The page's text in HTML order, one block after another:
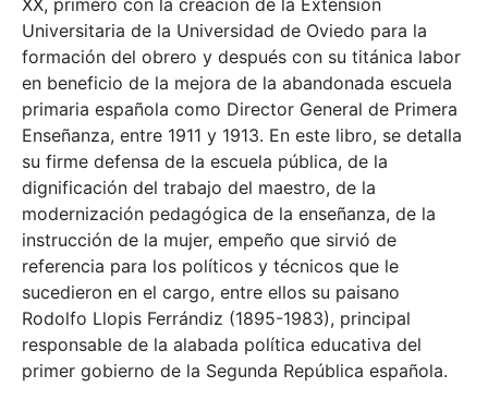
Universitaria de la Universidad de Oviedo para la
formación del obrero y después con su titánica labor
en beneficio de la mejora de la abandonada escuela
primaria española como Director General de Primera
Enseñanza, entre 1911 y 1913. En este libro, se detalla
su firme defensa de la escuela pública, de la
dignificación del trabajo del maestro, de la
modernización pedagógica de la enseñanza, de la
instrucción de la mujer, empeño que sirvió de
referencia para los políticos y técnicos que le
sucedieron en el cargo, entre ellos su paisano
Rodolfo Llopis Ferrándiz (1895-1983), principal
responsable de la alabada política educativa del
primer gobierno de la Segunda República española.